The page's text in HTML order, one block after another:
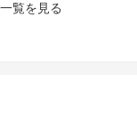
一覧を見る